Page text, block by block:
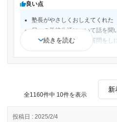
良い点
塾長がやさしくおしえてくれた
日々の学校生活について話を聞
からないことがあれば質問を
教えてくれるため、すぐに学ぶ
他のところと比べるととても良
改善してほしい点
続きを読む
全1160件中 10件を表示
投稿日 : 2025/2/4